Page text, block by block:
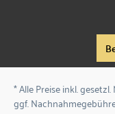
* Alle Preise inkl.
ggf.